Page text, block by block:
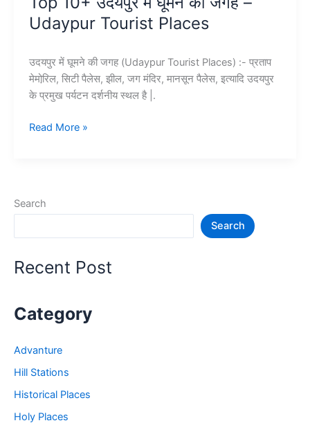
Udaypur Tourist Places
उदयपुर में घूमने की जगह (Udaypur Tourist Places) :- प्रताप
मेमोरि़ल, सिटी पैलेस, झील, जग मंदिर, मानसून पैलेस, इत्यादि उदयपुर
के प्रमुख पर्यटन दर्शनीय स्थल है |.
Top
की
Udaypur
Tourist
Read More »
Search
Search
Recent Post
Category
Advanture
Hill Stations
Historical Places
Holy Places